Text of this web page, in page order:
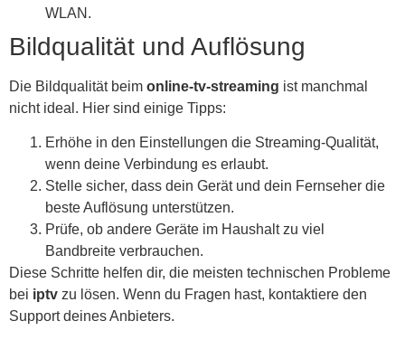
WLAN.
Bildqualität und Auflösung
Die Bildqualität beim online-tv-streaming ist manchmal
nicht ideal. Hier sind einige Tipps:
Erhöhe in den Einstellungen die Streaming-Qualität,
wenn deine Verbindung es erlaubt.
Stelle sicher, dass dein Gerät und dein Fernseher die
beste Auflösung unterstützen.
Prüfe, ob andere Geräte im Haushalt zu viel
Bandbreite verbrauchen.
Diese Schritte helfen dir, die meisten technischen Probleme
bei iptv zu lösen. Wenn du Fragen hast, kontaktiere den
Support deines Anbieters.